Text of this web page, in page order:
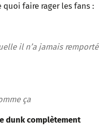
faire rager les fans :
il n’a jamais remporté
ça
dunk complètement